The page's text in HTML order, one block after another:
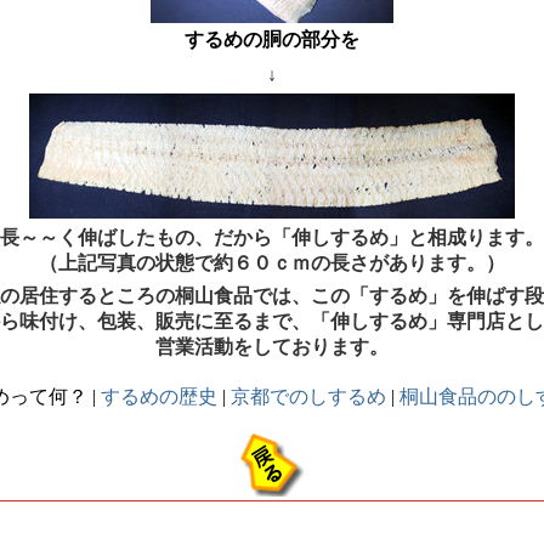
するめの胴の部分を
↓
長～～く伸ばしたもの、だから「伸しするめ」と相成ります。
（上記写真の状態で約６０ｃｍの長さがあります。）
居住するところの桐山食品では、この「するめ」を伸ばす
味付け、包装、販売に至るまで、「伸しするめ」専門店と
営業活動をしております。
って何？ | するめの歴史 | 京都でのしするめ | 桐山食品ののし